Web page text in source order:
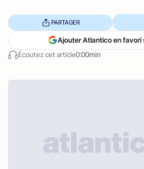
Écoutez cet article0:00min
PARTAGER
Ajouter Atlantico en favori